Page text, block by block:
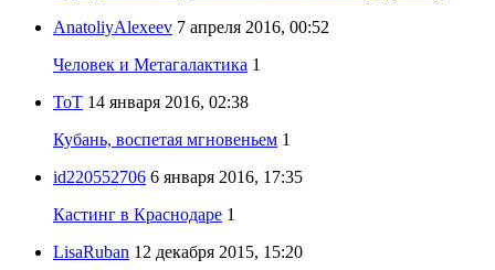
AnatoliyAlexeev 7 апреля 2016, 00:52
Человек и Метагалактика 1
ToT 14 января 2016, 02:38
Кубань, воспетая мгновеньем 1
id220552706 6 января 2016, 17:35
Кастинг в Краснодаре 1
LisaRuban 12 декабря 2015, 15:20